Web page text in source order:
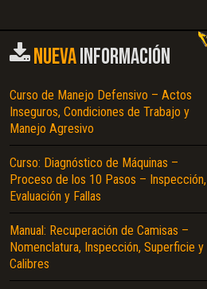
NUEVAINFORMACIÓN
Curso de Manejo Defensivo – Actos
Inseguros, Condiciones de Trabajo y
Manejo Agresivo
Curso: Diagnóstico de Máquinas –
Proceso de los 10 Pasos – Inspección,
Evaluación y Fallas
Manual: Recuperación de Camisas –
Nomenclatura, Inspección, Superficie y
Calibres